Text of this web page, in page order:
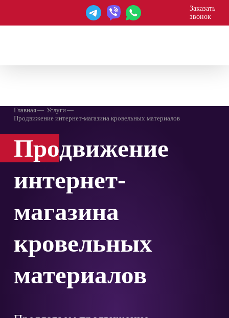
Заказать
звонок
Главная
Услуги
Продвижение интернет-магазина кровельных материалов
Продвижение
интернет-
магазина
кровельных
материалов